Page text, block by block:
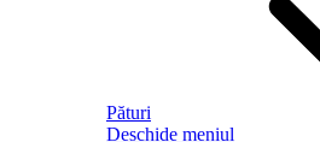
Pături
Deschide meniul